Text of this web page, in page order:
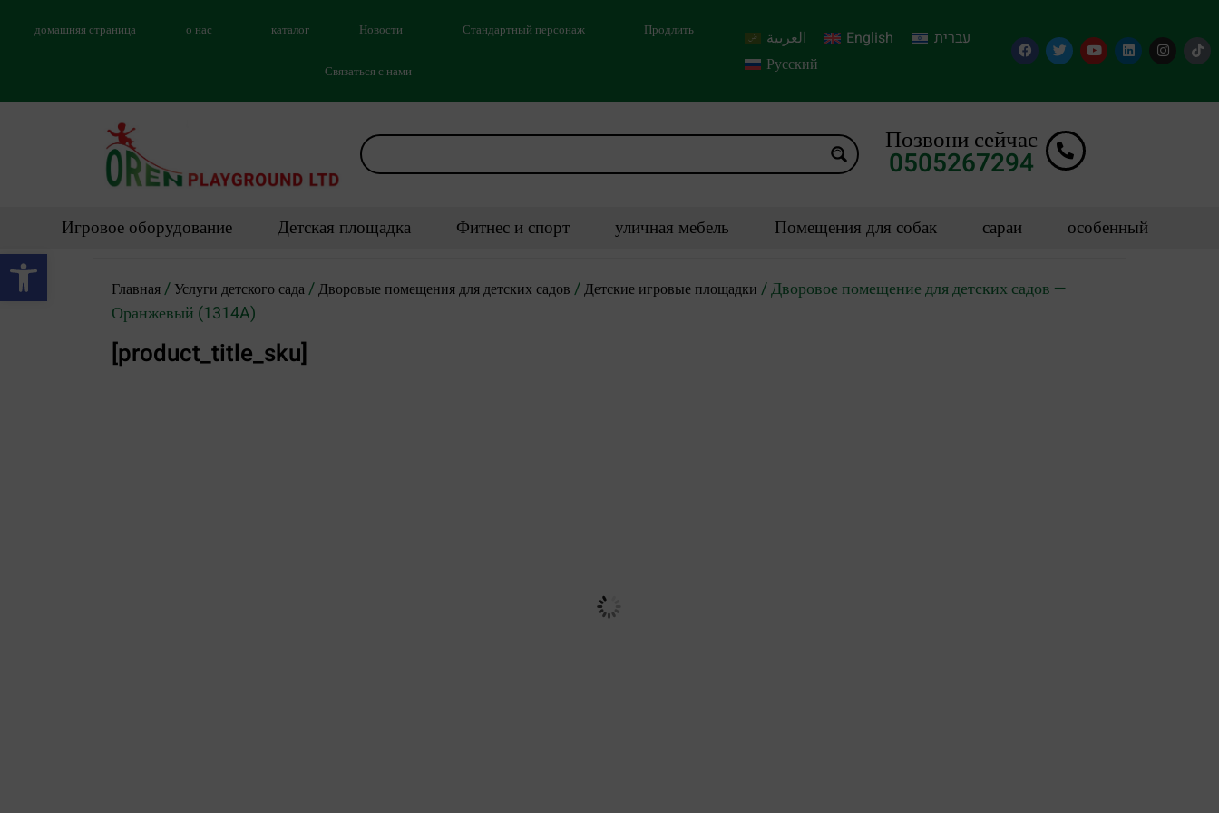
Открыть панель инструментов
домашняя страница о нас каталог Новости Стандартный персонаж Продлить
Связаться с нами
العربية English
עברית
Русский
Позвони сейчас
0505267294
Игровое оборудование Детская площадка Фитнес и спорт уличная мебель Помещения для собак сараи особенный
Главная/ Услуги детского сада/Дворовые помещения для детских садов /Детские игровые площадки / Дворовое помещение для детских садов —
Оранжевый (1314A)
[product_title_sku]